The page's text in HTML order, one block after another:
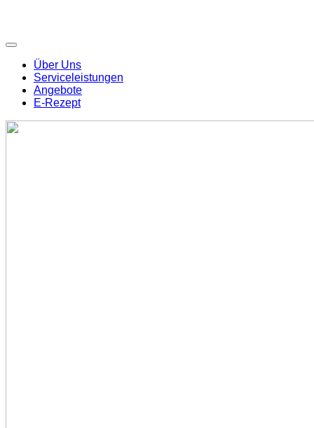
Über Uns
Serviceleistungen
Angebote
E-Rezept